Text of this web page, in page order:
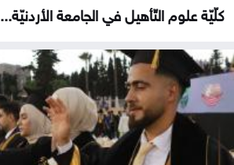
كلّيّة علوم التّأهيل في الجامعة الأردنيّة...